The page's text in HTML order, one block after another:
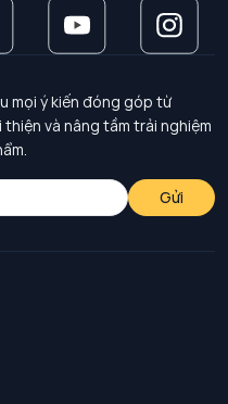
mọi ý kiến đóng góp từ
và nâng tầm trải nghiệm
Gửi